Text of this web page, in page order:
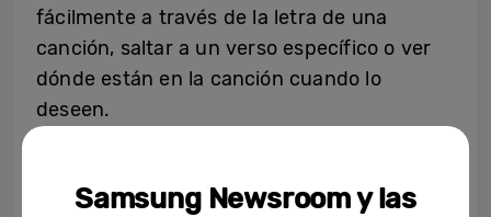
fácilmente a través de la letra de una
canción, saltar a un verso específico o ver
dónde están en la canción cuando lo
deseen.
canción en su cabeza, pero no logra saber
Samsung Newsroom y las